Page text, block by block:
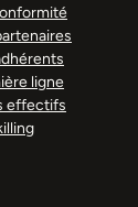
ligne
effectifs